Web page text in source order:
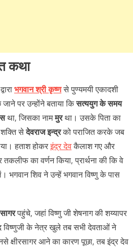
कथा
भगवान श्री कृष्णसे पुण्यमयी एकादशी
पर उन्होंने बताया किसत्ययुग के समय
था, जिसका नाममुरथा। उसके पिता का
सेदेवराज इन्द्रको पराजित करके जब
हताश होकरइंद्र देवकैलाश गए और
का वर्णन किया, प्रार्थना की कि वे
भगवान शिव ने उन्हें भगवान विष्णु के पास
पहुंचे, जहां विष्णु जी शेषनाग की शय्यापर
विष्णुजी के नेत्र खुले तब सभी देवताओं ने
क्षीरसागर आने का कारण पूछा, तब इंद्र देव